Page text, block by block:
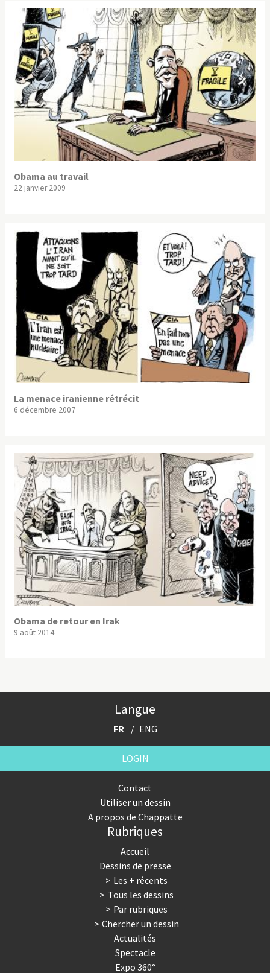
Obama au travail
22 janvier 2009
La menace iranienne rétrécit
6 décembre 2007
Obama de retour en Irak
9 août 2014
Langue
FR ENG
LOGIN
Contact
Utiliser un dessin
A propos de Chappatte
Rubriques
Accueil
Dessins de presse
Les + récents
Tous les dessins
Par rubriques
Chercher un dessin
Actualités
Spectacle
Expo 360°